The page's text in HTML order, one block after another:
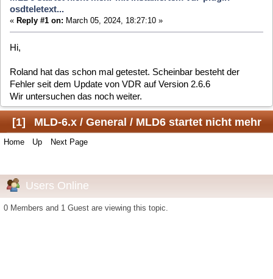
Roland hat das schon mal getestet. Scheinbar besteht der
Fehler seit dem Update von VDR auf Version 2.6.6
mit installiertem vdr-plugin-osdteletext...
Jump to:
Home Up Next Page
Users Online
0 Members and 1 Guest are viewing this topic.